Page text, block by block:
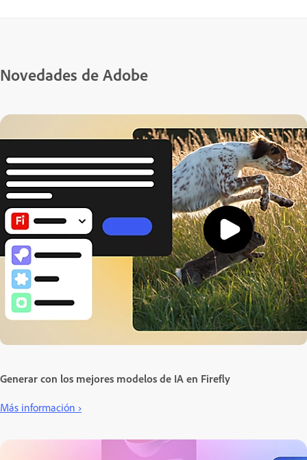
Novedades de Adobe
Generar con los mejores modelos de IA en Firefly
Más información ›